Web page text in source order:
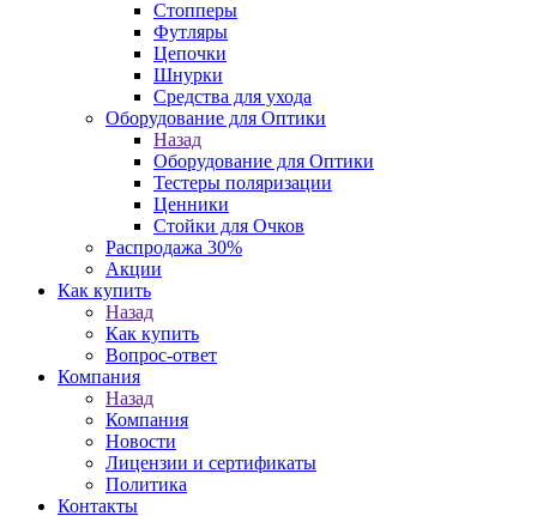
Стопперы
Футляры
Цепочки
Шнурки
Средства для ухода
Оборудование для Оптики
Назад
Оборудование для Оптики
Тестеры поляризации
Ценники
Стойки для Очков
Распродажа 30%
Акции
Как купить
Назад
Как купить
Вопрос-ответ
Компания
Назад
Компания
Новости
Лицензии и сертификаты
Политика
Контакты